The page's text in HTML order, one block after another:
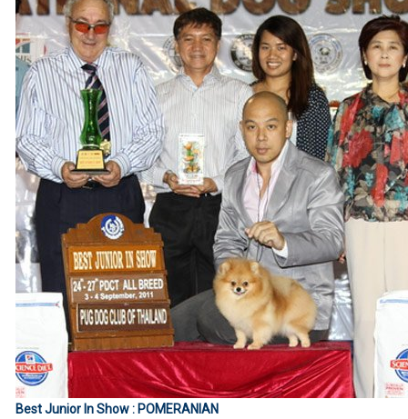
Best Junior In Show : POMERANIAN